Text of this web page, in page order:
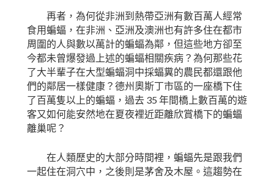
再者，為何從非洲到熱帶亞洲有數百萬人經常
食用蝙蝠，在非洲、亞洲及澳洲也有許多住在都市
周圍的人與數以萬計的蝙蝠為鄰，但這些地方卻至
今都未曾爆發過上述的蝙蝠相關疾病？為何那些花
了大半輩子在大型蝙蝠洞中採蝠糞的農民都還跟他
們的鄰居一樣健康？德州奧斯丁市區的一座橋下住
了百萬隻以上的蝙蝠，過去 35 年間橋上數百萬的遊
客又如何能安然地在夏夜裡近距離欣賞橋下的蝙蝠
離巢呢？
在人類歷史的大部分時間裡，蝙蝠先是跟我們
一起住在洞穴中，之後則是茅舍及木屋。這趨勢在